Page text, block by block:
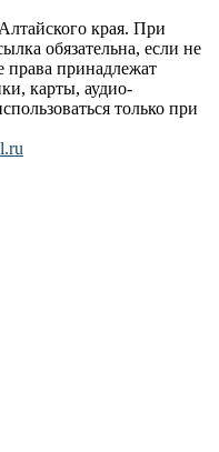
края. При
обязательна, если не
права принадлежат
карты, аудио-
только при